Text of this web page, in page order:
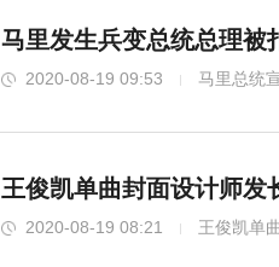
马里发生兵变总统总理被
2020-08-19 09:53 马里总统
王俊凯单曲封面设计师发
2020-08-19 08:21 王俊凯单